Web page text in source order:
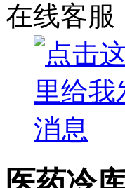
在线客服